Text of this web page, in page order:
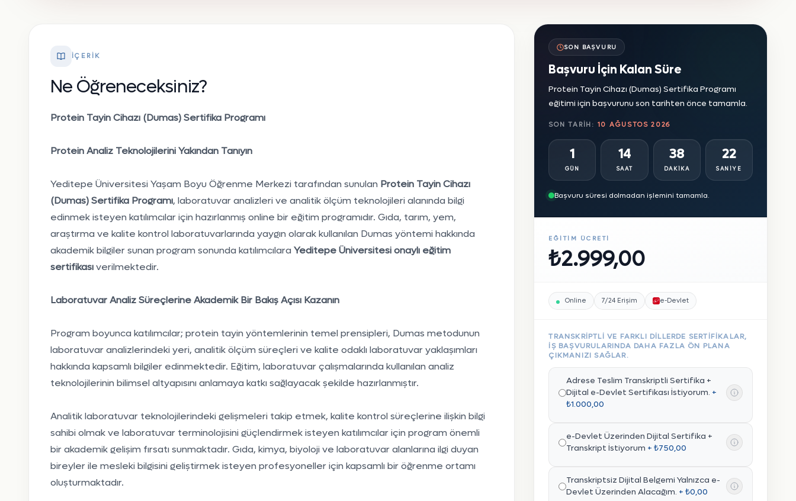
Üniversitesi, Rektörlük 2024 - Devam ediyor Uzman
Ofisi 2024 - 2025 EĞİTİM BİLGİLERİ Doktora Kocaeli
Yüksek Lisans Kocaeli Üniversitesi, Fen Bilimleri
Mühendislik Fakültesi 2004 - 2009 ARAŞTIRMA
Biyoteknoloji Kimyasal Teknolojiler Biyomalzemeler
İÇERIK
Ne Öğreneceksiniz?
Protein Tayin Cihazı (Dumas) Sertifika Programı
Protein Analiz Teknolojilerini Yakından Tanıyın
Yeditepe Üniversitesi Yaşam Boyu Öğrenme Merkezi tarafından sunulan Protein Tayin Cihazı
(Dumas) Sertifika Programı, laboratuvar analizleri ve analitik ölçüm teknolojileri alanında bilgi
edinmek isteyen katılımcılar için hazırlanmış online bir eğitim programıdır. Gıda, tarım, yem,
araştırma ve kalite kontrol laboratuvarlarında yaygın olarak kullanılan Dumas yöntemi hakkında
akademik bilgiler sunan program sonunda katılımcılara Yeditepe Üniversitesi onaylı eğitim
sertifikasıverilmektedir.
Laboratuvar Analiz Süreçlerine Akademik Bir Bakış Açısı Kazanın
Program boyunca katılımcılar; protein tayin yöntemlerinin temel prensipleri, Dumas metodunun
laboratuvar analizlerindeki yeri, analitik ölçüm süreçleri ve kalite odaklı laboratuvar yaklaşımları
hakkında kapsamlı bilgiler edinmektedir. Eğitim, laboratuvar çalışmalarında kullanılan analiz
teknolojilerinin bilimsel altyapısını anlamaya katkı sağlayacak şekilde hazırlanmıştır.
Analitik laboratuvar teknolojilerindeki gelişmeleri takip etmek, kalite kontrol süreçlerine ilişkin bilgi
sahibi olmak ve laboratuvar terminolojisini güçlendirmek isteyen katılımcılar için program önemli
bir akademik gelişim fırsatı sunmaktadır. Gıda, kimya, biyoloji ve laboratuvar alanlarına ilgi duyan
bireyler ile mesleki bilgisini geliştirmek isteyen profesyoneller için kapsamlı bir öğrenme ortamı
oluşturmaktadır.
SON BAŞVURU
Başvuru İçin Kalan Süre
Protein Tayin Cihazı (Dumas) Sertifika Programı
eğitimi için başvurunu son tarihten önce tamamla.
SON TARIH: 10 AĞUSTOS 2026
1
GÜN
14
SAAT
38
DAKIKA
20
SANIYE
Başvuru süresi dolmadan işlemini tamamla.
EĞITIM ÜCRETI
₺2.999,00
Online 7/24 Erişim e-Devlet
TRANSKRIPTLI VE FARKLI DILLERDE SERTIFIKALAR,
IŞ BAŞVURULARINDA DAHA FAZLA ÖN PLANA
ÇIKMANIZI SAĞLAR.
Adrese Teslim Transkriptli Sertifika +
Dijital e-Devlet Sertifikası İstiyorum. +
₺1.000,00
e-Devlet Üzerinden Dijital Sertifika +
Transkript İstiyorum + ₺750,00
Transkriptsiz Dijital Belgemi Yalnızca e-
Devlet Üzerinden Alacağım. + ₺0,00